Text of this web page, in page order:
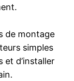
de montage
simples
d’installer